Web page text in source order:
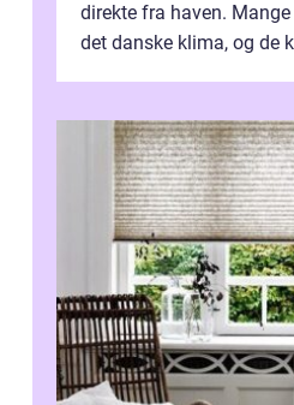
direkte fra haven.
det danske klima, og de